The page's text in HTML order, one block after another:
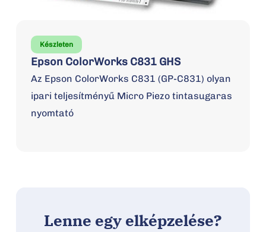
Epson ColorWorks C831 GHS
Készleten
Az Epson ColorWorks C831 (GP-C831) olyan
ipari teljesítményű Micro Piezo tintasugaras
nyomtató
Lenne egy elképzelése?